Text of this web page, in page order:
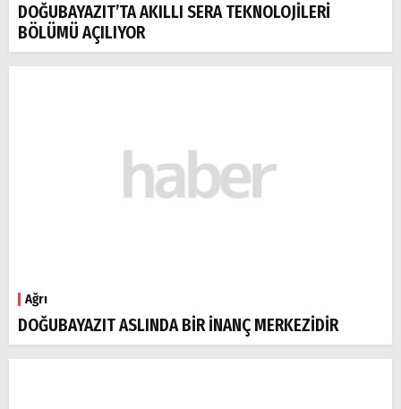
DOĞUBAYAZIT’TA AKILLI SERA TEKNOLOJİLERİ
BÖLÜMÜ AÇILIYOR
Ağrı
DOĞUBAYAZIT ASLINDA BİR İNANÇ MERKEZİDİR